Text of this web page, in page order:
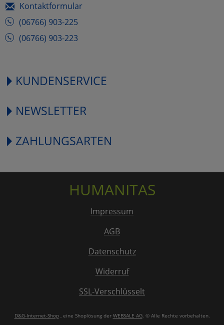
Kontaktformular
(06766) 903-225
(06766) 903-223
KUNDENSERVICE
NEWSLETTER
ZAHLUNGSARTEN
HUMANITAS
Impressum
AGB
Datenschutz
Widerruf
SSL-Verschlüsselt
D&G-Internet-Shop, eine Shoplösung der WEBSALE AG. © Alle Rechte vorbehalten.